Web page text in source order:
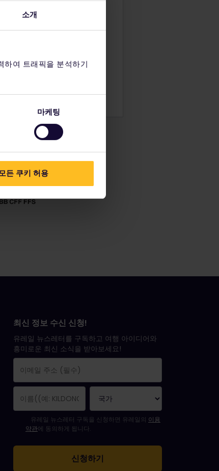
소개
하여 트래픽을 분석하기
마케팅
든 쿠키 허용
, 성인 2
이 수
일 여행을 계획해 보세요:
해 알아보기
인 받기
최신 정보 수신 신청!
유레일 뉴스레터를 구독하고 여행 아이디어와
흥미로운 최신 소식을 받아보세요!
구독 신청이 완료되었습니다.
이메일 주소는 필수 항목입니다.
유효하지 않은 이메일 주소입니다!
뉴스레터를 구독하는 중 오류가 발생했습니다. 나중에 다시 시도해 주세
귀하는 이미 이 뉴스레터를 구독했습니다!
뉴스레터 구독을 위해서는 이용 약관에 동의하셔야 합니다.
유레일 뉴스레터 구독을 신청하면 유레일의 이용
약관에 동의하게 됩니다.